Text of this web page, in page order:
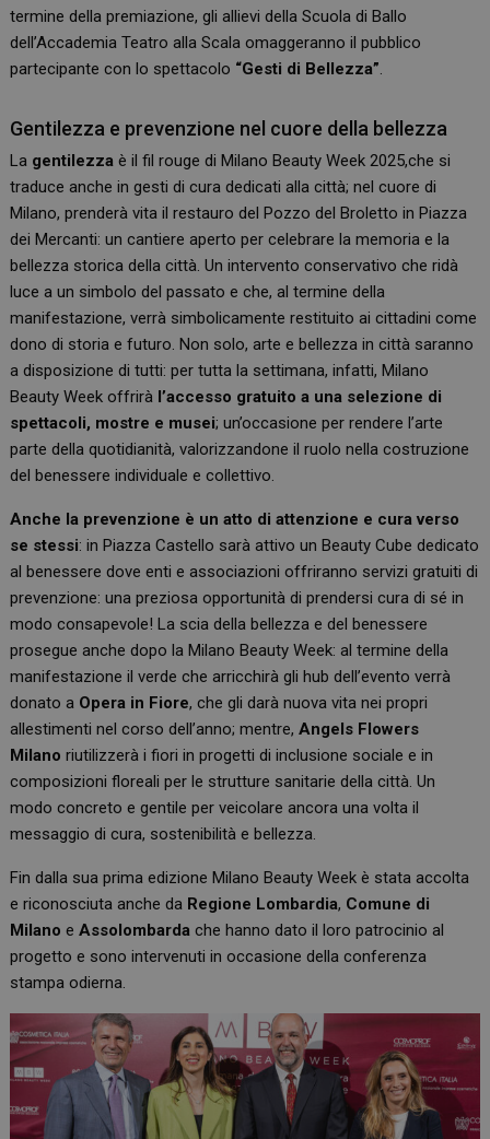
termine della premiazione, gli allievi della Scuola di Ballo
dell’Accademia Teatro alla Scala omaggeranno il pubblico
partecipante con lo spettacolo “Gesti di Bellezza”.
Gentilezza e prevenzione nel cuore della bellezza
La gentilezza è il fil rouge di Milano Beauty Week 2025,che si
traduce anche in gesti di cura dedicati alla città; nel cuore di
Milano, prenderà vita il restauro del Pozzo del Broletto in Piazza
dei Mercanti: un cantiere aperto per celebrare la memoria e la
bellezza storica della città. Un intervento conservativo che ridà
luce a un simbolo del passato e che, al termine della
manifestazione, verrà simbolicamente restituito ai cittadini come
dono di storia e futuro. Non solo, arte e bellezza in città saranno
a disposizione di tutti: per tutta la settimana, infatti, Milano
Beauty Week offrirà l’accesso gratuito a una selezione di
spettacoli, mostre e musei; un’occasione per rendere l’arte
parte della quotidianità, valorizzandone il ruolo nella costruzione
del benessere individuale e collettivo.
Anche la prevenzione è un atto di attenzione e cura verso
se stessi: in Piazza Castello sarà attivo un Beauty Cube dedicato
al benessere dove enti e associazioni offriranno servizi gratuiti di
prevenzione: una preziosa opportunità di prendersi cura di sé in
modo consapevole! La scia della bellezza e del benessere
prosegue anche dopo la Milano Beauty Week: al termine della
manifestazione il verde che arricchirà gli hub dell’evento verrà
donato a Opera in Fiore, che gli darà nuova vita nei propri
allestimenti nel corso dell’anno; mentre,Angels Flowers
Milano riutilizzerà i fiori in progetti di inclusione sociale e in
composizioni floreali per le strutture sanitarie della città. Un
modo concreto e gentile per veicolare ancora una volta il
messaggio di cura, sostenibilità e bellezza.
Fin dalla sua prima edizione Milano Beauty Week è stata accolta
e riconosciuta anche da Regione Lombardia, Comune di
Milano eAssolombardache hanno dato il loro patrocinio al
progetto e sono intervenuti in occasione della conferenza
stampa odierna.